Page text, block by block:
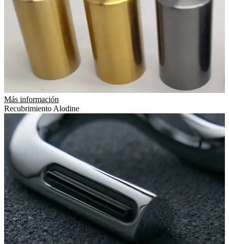
Más información
Recubrimiento Alodine